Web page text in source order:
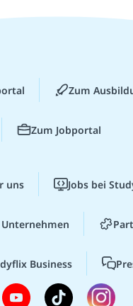
Zum
Zum Jobportal
uns Jobs bei
Business